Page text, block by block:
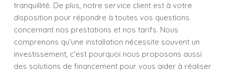
tranquillité. De plus, notre service client est à votre
disposition pour répondre à toutes vos questions
concernant nos prestations et nos tarifs. Nous
comprenons qu'une installation nécessite souvent un
investissement, c'est pourquoi nous proposons aussi
des solutions de financement pour vous aider à réaliser